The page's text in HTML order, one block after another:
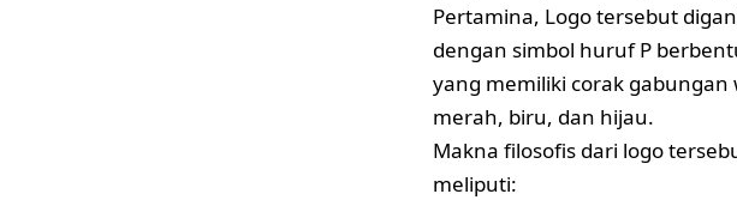
Pertamina, Logo tersebut
dengan simbol huruf P
yang memiliki corak gabungan
merah, biru, dan hijau.
Makna filosofis dari logo
meliputi: